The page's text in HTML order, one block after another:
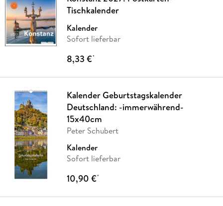
Tischkalender
Kalender
Sofort lieferbar
8,33 €*
Kalender Geburtstagskalender
Deutschland: -immerwährend-
15x40cm
Peter Schubert
Kalender
Sofort lieferbar
10,90 €*